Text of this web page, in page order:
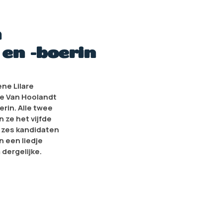
-boerin
Lilare
Van Hoolandt
Alle twee
ze het vijfde
kandidaten
een liedje